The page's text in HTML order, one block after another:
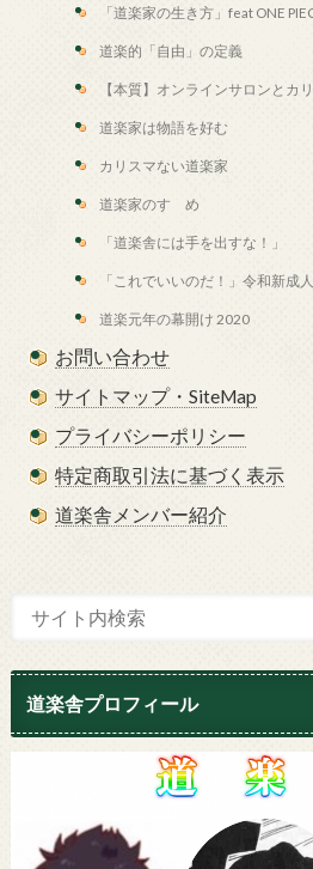
「道楽家の生き方」feat ONE
道楽的「自由」の定義
【本質】オンラインサロンとカ
道楽家は物語を好む
カリスマない道楽家
道楽家のすゝめ
「道楽舎には手を出すな！」
「これでいいのだ！」令和新成
道楽元年の幕開け 2020
お問い合わせ
サイトマップ・SiteMap
プライバシーポリシー
特定商取引法に基づく表示
道楽舎メンバー紹介
道楽舎プロフィール